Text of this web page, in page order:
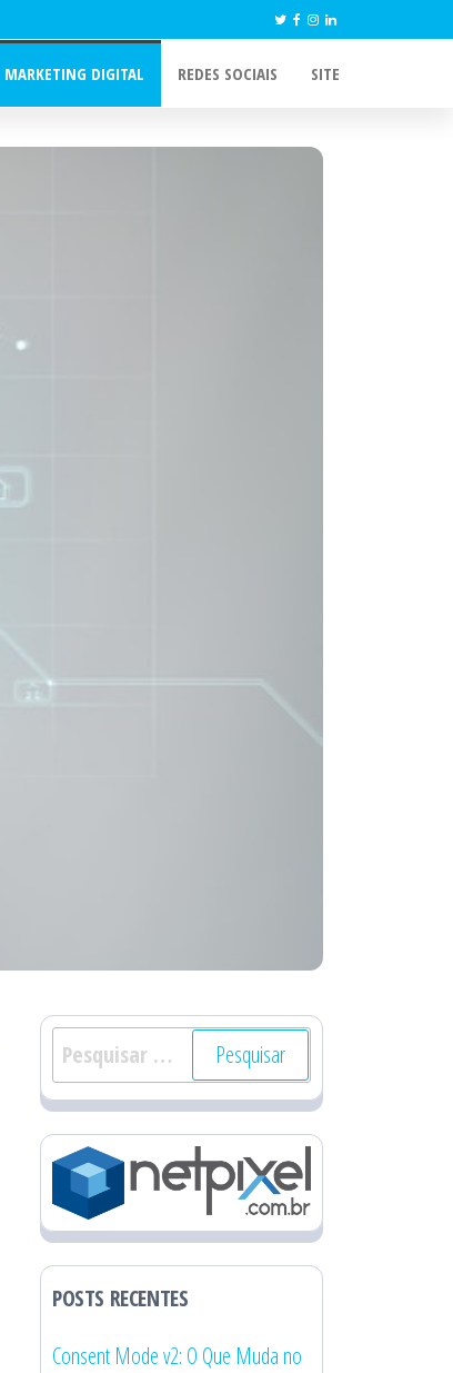
MARKETING DIGITAL REDES SOCIAIS SITE
Pesquisar
por:
POSTS RECENTES
Consent Mode v2: O Que Muda no